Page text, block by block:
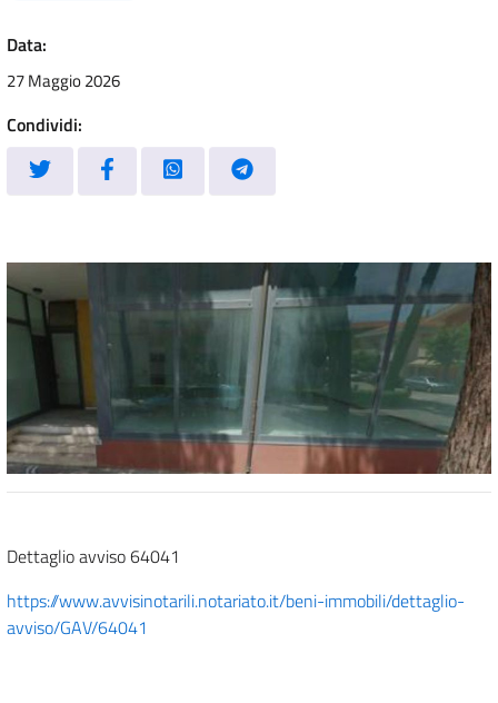
Data:
27 Maggio 2026
Condividi:
Dettaglio avviso 64041
https://www.avvisinotarili.notariato.it/beni-immobili/dettaglio-
avviso/GAV/64041